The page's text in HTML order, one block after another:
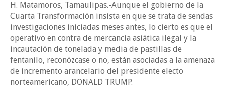
H. Matamoros, Tamaulipas.-Aunque el gobierno de la
Cuarta Transformación insista en que se trata de sendas
investigaciones iniciadas meses antes, lo cierto es que el
operativo en contra de mercancía asiática ilegal y la
incautación de tonelada y media de pastillas de
fentanilo, reconózcase o no, están asociadas a la amenaza
de incremento arancelario del presidente electo
norteamericano, DONALD TRUMP.